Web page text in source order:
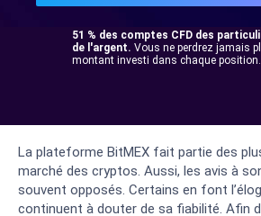
51 % des comptes CFD des
de l'argent. Vous ne perdrez jamais
montant investi dans chaque position.
La plateforme BitMEX fait partie des
marché des cryptos. Aussi, les avis à
souvent opposés. Certains en font
continuent à douter de sa fiabilité. Afin